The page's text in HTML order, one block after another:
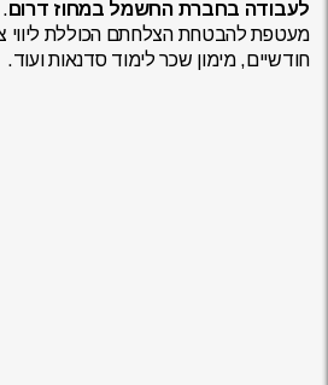
לעבודה בחברת החשמל במחוז דרום
מעטפת להבטחת הצלחתם הכוללת ליווי
חודשיים, מימון שכר לימוד סדנאות ועוד.